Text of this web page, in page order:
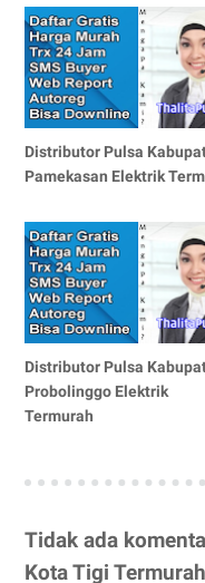
Distributor Pulsa
Pamekasan Elektrik
Distributor Pulsa
Probolinggo Elektrik
Termurah
Tidak ada
Kota Tigi